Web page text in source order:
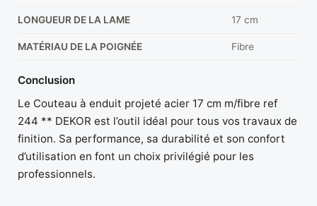
LONGUEUR DE LA LAME 17 cm
MATÉRIAU DE LA POIGNÉE Fibre
Conclusion
Le Couteau à enduit projeté acier 17 cm m/fibre ref
244 ** DEKOR est l’outil idéal pour tous vos travaux de
finition. Sa performance, sa durabilité et son confort
d’utilisation en font un choix privilégié pour les
professionnels.